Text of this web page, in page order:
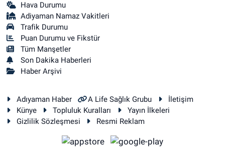
Hava Durumu
Adiyaman Namaz Vakitleri
Trafik Durumu
Puan Durumu ve Fikstür
Tüm Manşetler
Son Dakika Haberleri
Haber Arşivi
Adıyaman Haber A Life Sağlık Grubu
İletişim
Künye
Topluluk Kuralları
Yayın İlkeleri
Gizlilik Sözleşmesi
Resmi Reklam